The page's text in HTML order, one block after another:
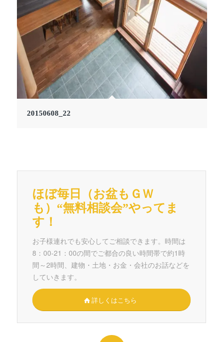
20150608_22
ほぼ毎日（お盆もＧＷ
も）“無料相談会”やってま
す！
お子様連れでも安心してご相談できます。時間は
8：00-21：00の間でご都合の良い時間帯で約1時
間～2時間、建物・土地・お金・会社のお話などを
していきます。
詳しくはこちら